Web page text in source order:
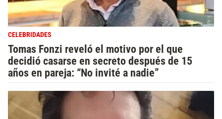
CELEBRIDADES
Tomas Fonzi reveló el motivo por el que
decidió casarse en secreto después de 15
años en pareja: “No invité a nadie”